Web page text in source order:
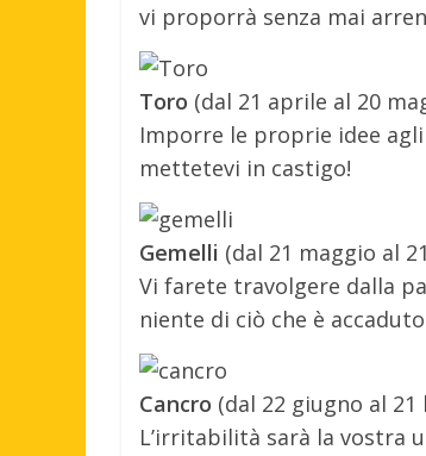
vi proporrà senza mai
Toro (dal 21 aprile al 20
Imporre le proprie idee
mettetevi in castigo!
Gemelli (dal 21 maggio al
Vi farete travolgere dalla
niente di ciò che è
Cancro (dal 22 giugno al 21
L’irritabilità sarà la vostra